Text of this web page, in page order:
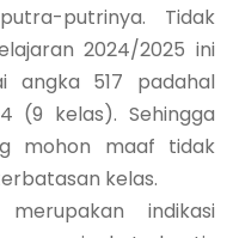
putrinya. Tidak
2024/2025 ini
angka 517 padahal
(9 kelas). Sehingga
mohon maaf tidak
kelas.
indikasi